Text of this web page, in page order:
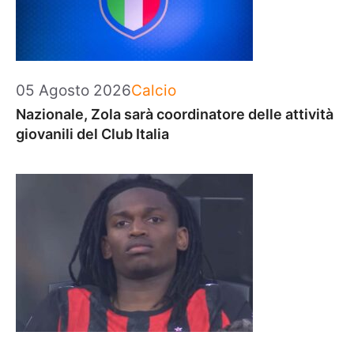
05 Agosto 2026Categorie
Calcio
Nazionale, Zola sarà coordinatore delle attività
giovanili del Club Italia